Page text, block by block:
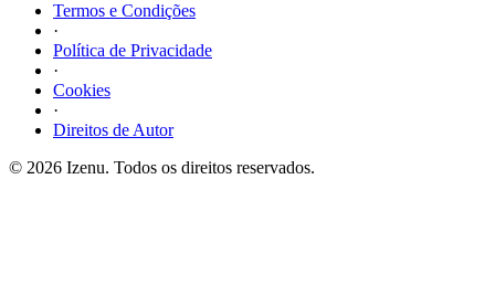
Termos e Condições
·
Política de Privacidade
·
Cookies
·
Direitos de Autor
© 2026 Izenu. Todos os direitos reservados.